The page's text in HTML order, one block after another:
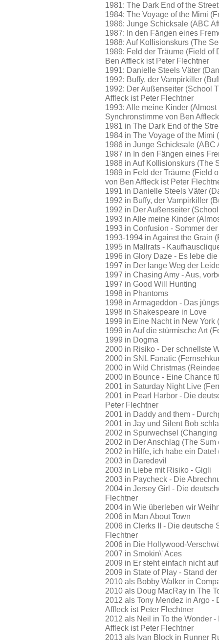
1981: The Dark End of the Street
1984: The Voyage of the Mimi
1986: Junge Schicksale (ABC
1987: In den Fängen eines
1988: Auf Kollisionskurs (The
1989: Feld der Träume (Field of
Ben Affleck ist Peter Flechtner
1991: Danielle Steels Väter
1992: Buffy, der Vampirkiller
1992: Der Außenseiter (School
Affleck ist Peter Flechtner
1993: Alle meine Kinder
Synchronstimme von Ben
1981 in The Dark End of the
1984 in The Voyage of the Mimi
1986 in Junge Schicksale
1987 in In den Fängen eines
1988 in Auf Kollisionskurs (The
1989 in Feld der Träume (Field
von Ben Affleck ist Peter
1991 in Danielle Steels Väter
1992 in Buffy, der Vampirkiller
1992 in Der Außenseiter
1993 in Alle meine Kinder
1993 in Confusion - Sommer
1993-1994 in Against the Grain
1995 in Mallrats -
1996 in Glory Daze - Es lebe
1997 in Der lange Weg der
1997 in Chasing Amy - Aus,
1997 in Good Will Hunting
1998 in Phantoms
1998 in Armageddon - Das
1998 in Shakespeare in Love
1999 in Eine Nacht in New York
1999 in Auf die stürmische Art
1999 in Dogma
2000 in Risiko - Der schnellste
2000 in SNL Fanatic
2000 in Wild Christmas
2000 in Bounce - Eine Chance
2001 in Saturday Night Live
2001 in Pearl Harbor - Die
Peter Flechtner
2001 in Daddy and them -
2001 in Jay und Silent Bob
2002 in Spurwechsel (Changing
2002 in Der Anschlag (The Sum
2002 in Hilfe, ich habe ein Date!
2003 in Daredevil
2003 in Liebe mit Risiko - Gigli
2003 in Paycheck - Die
2004 in Jersey Girl - Die
Flechtner
2004 in Wie überleben wir
2006 in Man About Town
2006 in Clerks II - Die deutsche
Flechtner
2006 in Die Hollywood-
2007 in Smokin\' Aces
2009 in Er steht einfach nicht
2009 in State of Play - Stand
2010 als Bobby Walker in
2010 als Doug MacRay in The
2012 als Tony Mendez in Argo
Affleck ist Peter Flechtner
2012 als Neil in To the Wonder
Affleck ist Peter Flechtner
2013 als Ivan Block in Runner